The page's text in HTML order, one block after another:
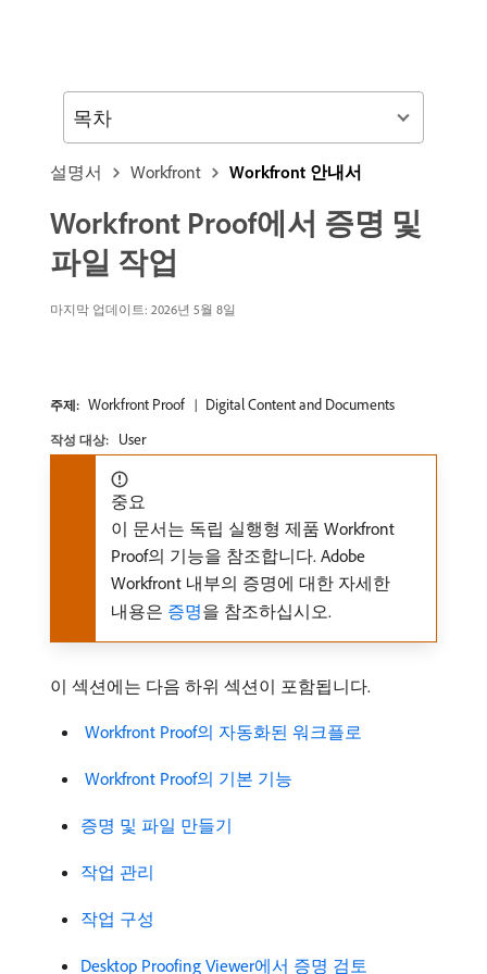
설명서 Workfront Workfront 안내서
Workfront Proof에서 증명 및
파일 작업
마지막 업데이트: 2026년 5월 8일
주제: Workfront Proof Digital Content and Documents
작성 대상: User
중요
이 문서는 독립 실행형 제품 Workfront
Proof의 기능을 참조합니다. Adobe
Workfront 내부의 증명에 대한 자세한
내용은 증명을 참조하십시오.
이 섹션에는 다음 하위 섹션이 포함됩니다.
​ Workfront Proof의 자동화된 워크플로
​ Workfront Proof의 기본 기능
증명 및 파일 만들기
작업 관리
작업 구성
Desktop Proofing Viewer에서 증명 검토
목차